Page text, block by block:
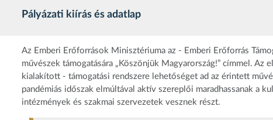
Pályázati kiírás és adatlap
Az Emberi Erőforrások Minisztériuma az - Emberi Erőforrás
művészek támogatására „Köszönjük Magyarország!” címmel.
kialakított - támogatási rendszere lehetőséget ad az érintett
pandémiás időszak elmúltával aktív szereplői maradhassanak a
intézmények és szakmai szervezetek vesznek részt.